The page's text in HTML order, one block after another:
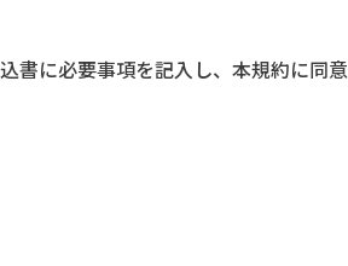
に必要事項を記入し、本規約に同